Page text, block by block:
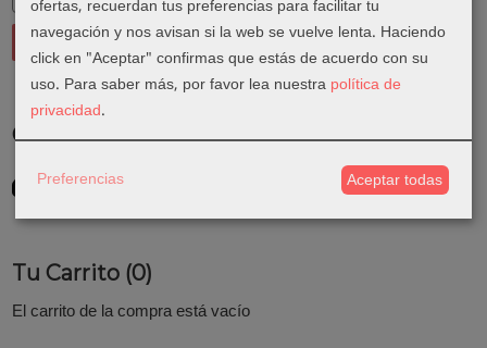
Costes de Envío
GRATIS *
Tu Carrito (0)
El carrito de la compra está vacío
ofertas, recuerdan tus preferencias para facilitar tu
navegación y nos avisan si la web se vuelve lenta. Haciendo
click en "Aceptar" confirmas que estás de acuerdo con su
uso. Para saber más, por favor lea nuestra política de
privacidad.
Preferencias Aceptar todas